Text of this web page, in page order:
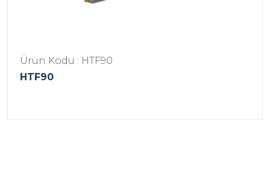
Ürün Kodu : HTF90
HTF90